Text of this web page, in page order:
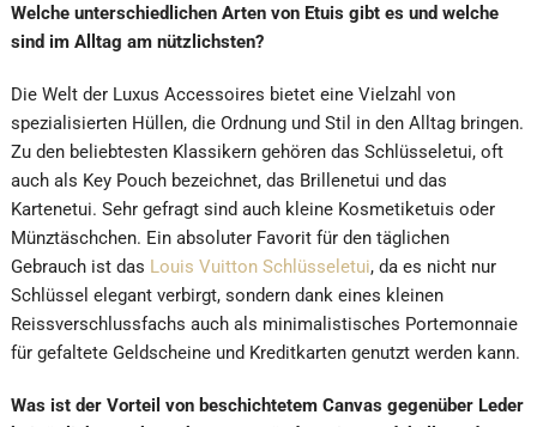
Welche unterschiedlichen Arten von Etuis gibt es und welche
sind im Alltag am nützlichsten?
Die Welt der Luxus Accessoires bietet eine Vielzahl von
spezialisierten Hüllen, die Ordnung und Stil in den Alltag bringen.
Zu den beliebtesten Klassikern gehören das Schlüsseletui, oft
auch als Key Pouch bezeichnet, das Brillenetui und das
Kartenetui. Sehr gefragt sind auch kleine Kosmetiketuis oder
Münztäschchen. Ein absoluter Favorit für den täglichen
Gebrauch ist das Louis Vuitton Schlüsseletui, da es nicht nur
Schlüssel elegant verbirgt, sondern dank eines kleinen
Reissverschlussfachs auch als minimalistisches Portemonnaie
für gefaltete Geldscheine und Kreditkarten genutzt werden kann.
Was ist der Vorteil von beschichtetem Canvas gegenüber Leder